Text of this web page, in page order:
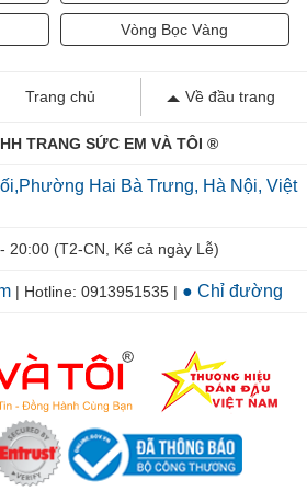
Vòng Bọc Vàng
Trang chủ Về đầu trang
TRANG SỨC EM VÀ TÔI ®
Hai Bà Trưng, Hà Nội, Việt
20:00 (T2-CN, Kể cả ngày Lễ)
| Hotline: 0913951535 | ● Chỉ đường